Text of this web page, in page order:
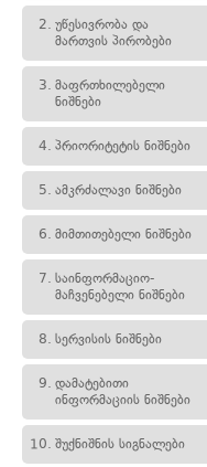
2. უწესივრობა და
მართვის პირობები
3. მაფრთხილებელი
ნიშნები
4. პრიორიტეტის ნიშნები
5. ამკრძალავი ნიშნები
6. მიმთითებელი ნიშნები
7. საინფორმაციო-
მაჩვენებელი ნიშნები
8. სერვისის ნიშნები
9. დამატებითი
ინფორმაციის ნიშნები
10. შუქნიშნის სიგნალები